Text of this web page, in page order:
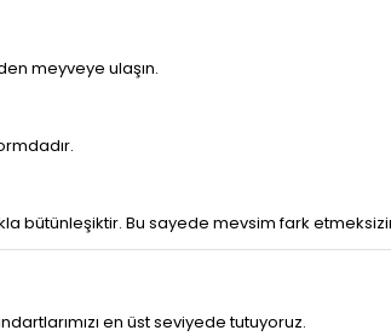
meyveye ulaşın.
bütünleşiktir. Bu sayede mevsim fark
en üst seviyede tutuyoruz.